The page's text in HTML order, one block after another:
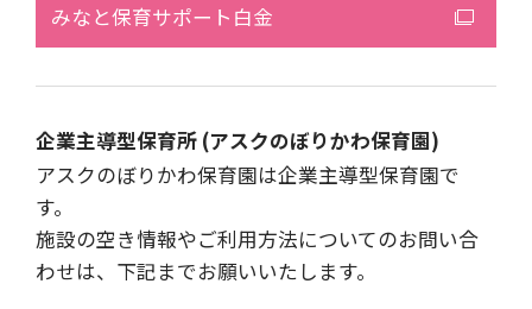
みなと保育サポート白金
企業主導型保育所 (アスクのぼりかわ保育園)
アスクのぼりかわ保育園は企業主導型保育園で
す。
施設の空き情報やご利用方法についてのお問い合
わせは、下記までお願いいたします。